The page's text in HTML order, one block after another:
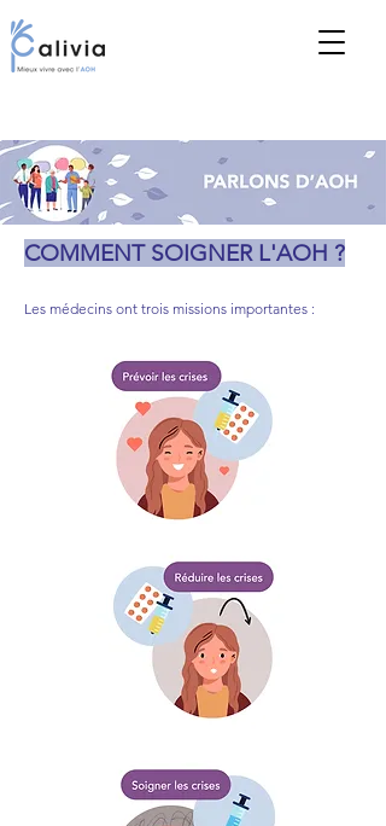
COMMENT SOIGNER L'AOH ?
Les médecins ont trois missions importantes :